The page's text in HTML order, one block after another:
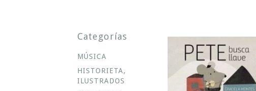
Categorías
MÚSICA
HISTORIETA,
ILUSTRADOS